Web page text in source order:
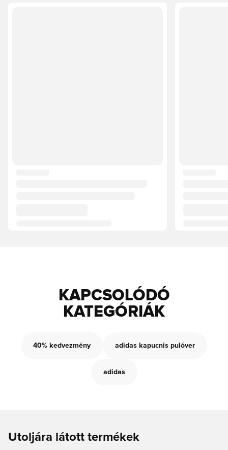
KAPCSOLÓDÓ
KATEGÓRIÁK
40% kedvezmény adidas kapucnis pulóver
adidas
Utoljára látott termékek